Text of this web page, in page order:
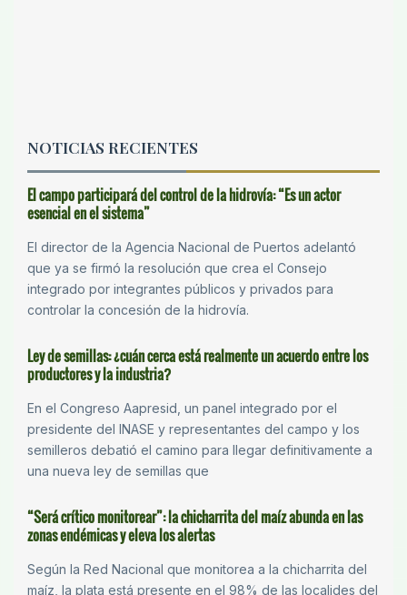
NOTICIAS RECIENTES
El campo participará del control de la hidrovía: “Es un actor
esencial en el sistema”
El director de la Agencia Nacional de Puertos adelantó
que ya se firmó la resolución que crea el Consejo
integrado por integrantes públicos y privados para
controlar la concesión de la hidrovía.
Ley de semillas: ¿cuán cerca está realmente un acuerdo entre los
productores y la industria?
En el Congreso Aapresid, un panel integrado por el
presidente del INASE y representantes del campo y los
semilleros debatió el camino para llegar definitivamente a
una nueva ley de semillas que
“Será crítico monitorear”: la chicharrita del maíz abunda en las
zonas endémicas y eleva los alertas
Según la Red Nacional que monitorea a la chicharrita del
maíz, la plata está presente en el 98% de las localides del